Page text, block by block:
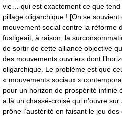
vie… qui est exactement ce que tend
pillage oligarchique ! [On se
mouvement social contre la réforme
fustigeait, à raison, la
de sortir de cette alliance objective
des mouvements ouvriers dont
oligarchique. Le problème est que
« mouvements sociaux »
pour un horizon de prospérité infinie
a là un chassé-croisé qui n’ouvre
prône l’austérité en faisant le jeu